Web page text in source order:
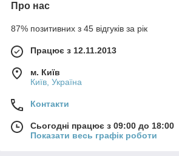
Про нас
87% позитивних з 45 відгуків за рік
Працює з 12.11.2013
м. Київ
Київ, Україна
Контакти
Сьогодні працює з 09:00 до 18:00
Показати весь графік роботи